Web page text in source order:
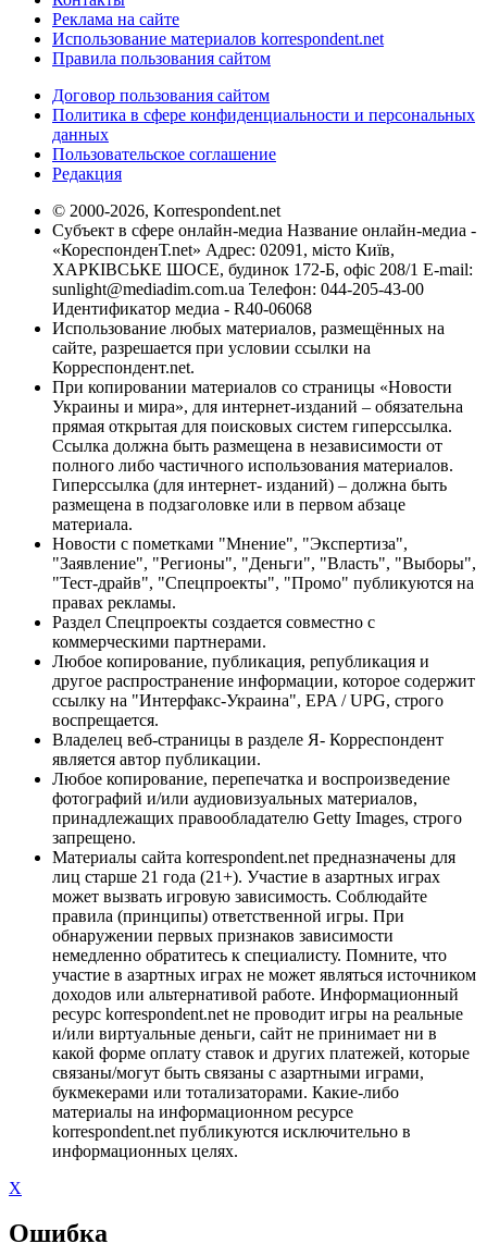
Реклама на сайте
Использование материалов korrespondent.net
Правила пользования сайтом
Договор пользования сайтом
Политика в сфере конфиденциальности и персональных
данных
Пользовательское соглашение
Редакция
© 2000-2026, Korrespondent.net
Субъект в сфере онлайн-медиа Название онлайн-медиа -
«КореспонденТ.net» Адрес: 02091, місто Київ,
ХАРКІВСЬКЕ ШОСЕ, будинок 172-Б, офіс 208/1 E-mail:
sunlight@mediadim.com.ua Телефон: 044-205-43-00
Идентификатор медиа - R40-06068
Использование любых материалов, размещённых на
сайте, разрешается при условии ссылки на
Корреспондент.net.
При копировании материалов со страницы «Новости
Украины и мира», для интернет-изданий – обязательна
прямая открытая для поисковых систем гиперссылка.
Ссылка должна быть размещена в независимости от
полного либо частичного использования материалов.
Гиперссылка (для интернет- изданий) – должна быть
размещена в подзаголовке или в первом абзаце
материала.
Новости с пометками "Мнение", "Экспертиза",
"Заявление", "Регионы", "Деньги", "Власть", "Выборы",
"Тест-драйв", "Спецпроекты", "Промо" публикуются на
правах рекламы.
Раздел Спецпроекты создается совместно с
коммерческими партнерами.
Любое копирование, публикация, републикация и
другое распространение информации, которое содержит
ссылку на "Интерфакс-Украина", EPA / UPG, строго
воспрещается.
Владелец веб-страницы в разделе Я- Корреспондент
является автор публикации.
Любое копирование, перепечатка и воспроизведение
фотографий и/или аудиовизуальных материалов,
принадлежащих правообладателю Getty Images, строго
запрещено.
Материалы сайта korrespondent.net предназначены для
лиц старше 21 года (21+). Участие в азартных играх
может вызвать игровую зависимость. Соблюдайте
правила (принципы) ответственной игры. При
обнаружении первых признаков зависимости
немедленно обратитесь к специалисту. Помните, что
участие в азартных играх не может являться источником
доходов или альтернативой работе. Информационный
ресурс korrespondent.net не проводит игры на реальные
и/или виртуальные деньги, сайт не принимает ни в
какой форме оплату ставок и других платежей, которые
связаны/могут быть связаны с азартными играми,
букмекерами или тотализаторами. Какие-либо
материалы на информационном ресурсе
korrespondent.net публикуются исключительно в
информационных целях.
X
Ошибка